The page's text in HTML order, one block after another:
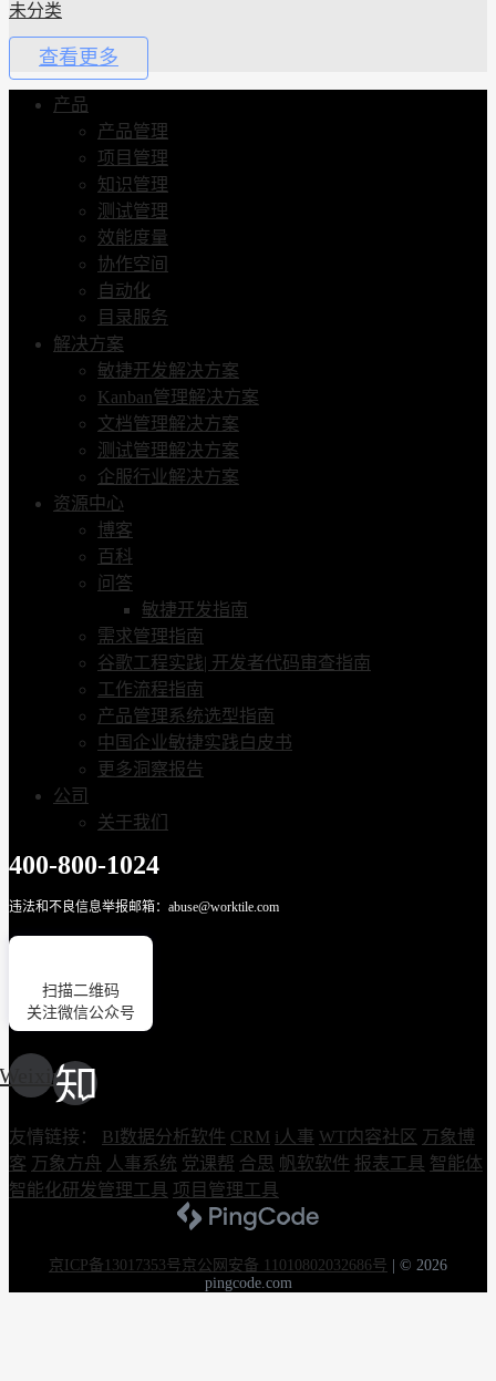
未分类
查看更多
产品
产品管理
项目管理
知识管理
测试管理
效能度量
协作空间
自动化
目录服务
解决方案
敏捷开发解决方案
Kanban管理解决方案
文档管理解决方案
测试管理解决方案
企服行业解决方案
资源中心
博客
百科
问答
敏捷开发指南
需求管理指南
谷歌工程实践| 开发者代码审查指南
工作流程指南
产品管理系统选型指南
中国企业敏捷实践白皮书
更多洞察报告
公司
关于我们
400-800-1024
违法和不良信息举报邮箱：abuse@worktile.com
扫描二维码
关注微信公众号
Weixin
友情链接： BI数据分析软件 CRM i人事 WT内容社区 万象博
客 万象方舟 人事系统 党课帮 合思 帆软软件 报表工具 智能体
智能化研发管理工具 项目管理工具
京ICP备13017353号京公网安备 11010802032686号
© 2026
pingcode.com